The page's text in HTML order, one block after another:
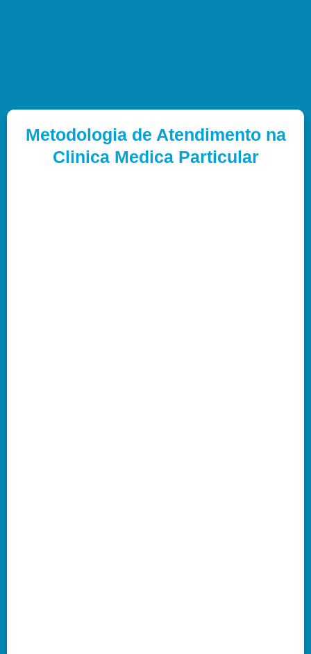
Metodologia de Atendimento na
Clinica Medica Particular